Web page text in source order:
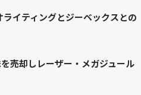
イティングとジーベックスとの
売却しレーザー・メガジュール